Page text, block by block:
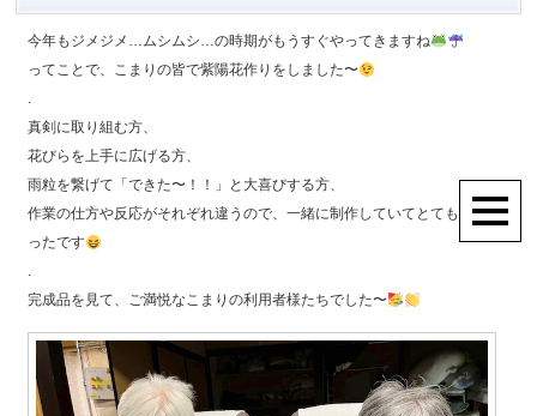
今年もジメジメ…ムシムシ…の時期がもうすぐやってきますね
ってことで、こまりの皆で紫陽花作りをしました〜
.
真剣に取り組む方、
花びらを上手に広げる方、
雨粒を繋げて「できた〜！！」と大喜びする方、
作業の仕方や反応がそれぞれ違うので、一緒に制作していてとても楽しか
ったです
.
完成品を見て、ご満悦なこまりの利用者様たちでした〜